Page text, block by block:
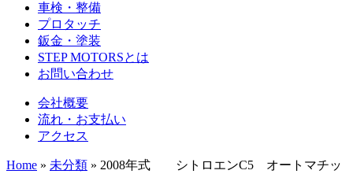
車検・整備
プロタッチ
鈑金・塗装
STEP MOTORSとは
お問い合わせ
会社概要
流れ・お支払い
アクセス
Home » 未分類 » 2008年式 シトロエンC5 オートマチッ